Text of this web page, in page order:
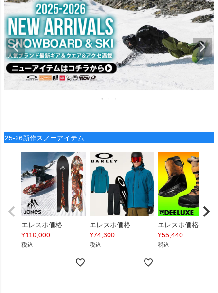
25-26新作スノーアイテム
エレスポ価格
¥110,000
税込
エレスポ価格
¥74,300
税込
エレスポ価格
¥55,440
税込